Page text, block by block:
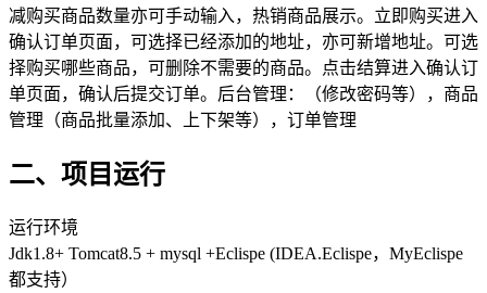
减购买商品数量亦可手动输入，热销商品展示。立即购买进入
确认订单页面，可选择已经添加的地址，亦可新增地址。可选
择购买哪些商品，可删除不需要的商品。点击结算进入确认订
单页面，确认后提交订单。后台管理：（修改密码等），商品
管理（商品批量添加、上下架等），订单管理
二、项目运行
运行环境
Jdk1.8+ Tomcat8.5 + mysql +Eclispe (IDEA.Eclispe，MyEclispe
都支持）